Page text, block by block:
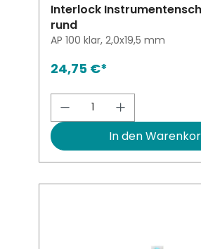
Interlock
rund
AP 100 klar, 2,0x19,5 mm
24,75 €*
Produkt Anzahl:
In den